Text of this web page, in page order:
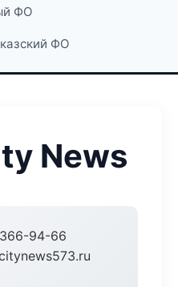
ФО
ФО
News
94-66